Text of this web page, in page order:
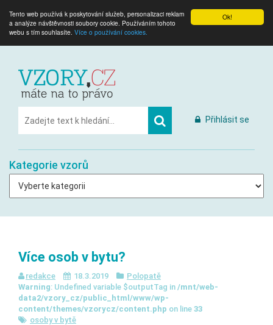
Ok!
Tento web používá k poskytování služeb, personalizaci reklam
a analýze návštěvnosti soubory cookie. Používáním tohoto
webu s tím souhlasíte. Více o používání cookies.
Přihlásit se
Kategorie vzorů
Více osob v bytu?
redakce 18.3.2019
Polopatě
Warning: Undefined variable $outputTag in /mnt/web-
data2/vzory_cz/public_html/www/wp-
content/themes/vzorycz/content.php on line 33
osoby v bytě